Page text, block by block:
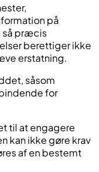
på
så præcis
berettiger ikke
erstatning.
såsom
for
til at engagere
kan ikke gøre krav
af en bestemt